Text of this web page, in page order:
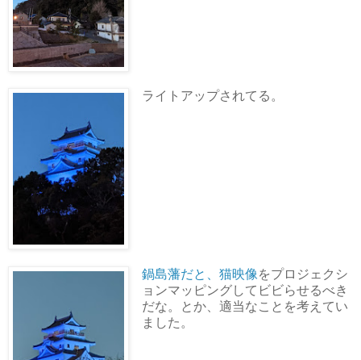
ライトアップされてる。
鍋島藩だと、猫映像をプロジェクシ
ョンマッピングしてビビらせるべき
だな。とか、適当なことを考えてい
ました。